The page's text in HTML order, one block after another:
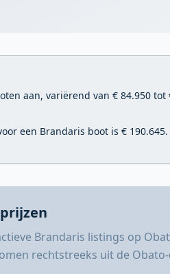
aan, variërend van € 84.950 tot
een Brandaris boot is € 190.645.
Brandaris listings op
rechtstreeks uit de